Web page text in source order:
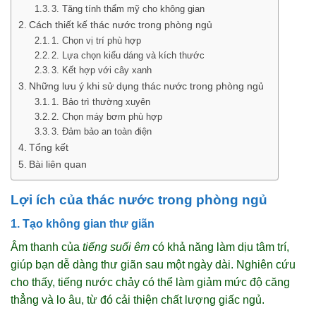
3. Tăng tính thẩm mỹ cho không gian
Cách thiết kế thác nước trong phòng ngủ
1. Chọn vị trí phù hợp
2. Lựa chọn kiểu dáng và kích thước
3. Kết hợp với cây xanh
Những lưu ý khi sử dụng thác nước trong phòng ngủ
1. Bảo trì thường xuyên
2. Chọn máy bơm phù hợp
3. Đảm bảo an toàn điện
Tổng kết
Bài liên quan
Lợi ích của thác nước trong phòng ngủ
1. Tạo không gian thư giãn
Âm thanh của tiếng suối êm có khả năng làm dịu tâm trí,
giúp bạn dễ dàng thư giãn sau một ngày dài. Nghiên cứu
cho thấy, tiếng nước chảy có thể làm giảm mức độ căng
thẳng và lo âu, từ đó cải thiện chất lượng giấc ngủ.